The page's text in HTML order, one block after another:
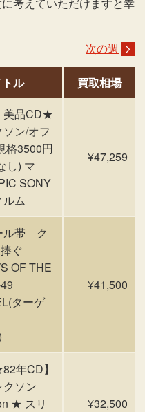
次の週
ル 買取相場
美品CD★
ン/オフ
格3500円
し) マ
SONY
ルム
¥47,259
ル帯 ク
捧ぐ
OF THE
ターゲ
¥41,500
年CD】
ソン
★ スリ
¥32,500